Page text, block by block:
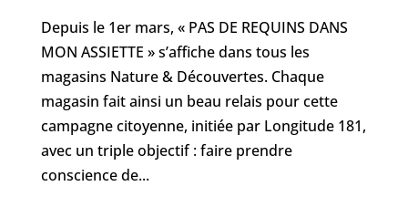
Depuis le 1er mars, « PAS DE REQUINS DANS
MON ASSIETTE » s’affiche dans tous les
magasins Nature & Découvertes. Chaque
magasin fait ainsi un beau relais pour cette
campagne citoyenne, initiée par Longitude 181,
avec un triple objectif : faire prendre
conscience de...